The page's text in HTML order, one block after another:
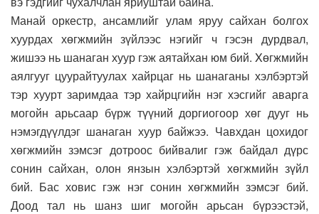
Манай оркестр, ансамлийг улам яруу сайхан болгох
хуурдах хөгжмийн зүйлээс нэгийг ч гэсэн дурдвал,
жишээ нь шанаган хуур гэж аятайхан юм бий. Xөгжмийн
аялгууг цуурайтуулах хайрцаг нь шанаганы хэлбэртэй
тэр хуурт заримдаа тэр хайрцгийн нэг хэсгийг аварга
могойн арьсаар бүрж түүний доргиогоор хөг дууг нь
нэмэгдүүлдэг шанаган хуур байжээ. Чавхдан цохидог
хөгжмийн зэмсэг дотроос бийвалиг гэж байдал дүрс
сонин сайхан, олон янзын хэлбэртэй хөгжмийн зүйл
бий. Бас ховис гэж нэг сонин хөгжмийн зэмсэг бий.
Доод тал нь шанз шиг могойн арьсан бүрээстэй,